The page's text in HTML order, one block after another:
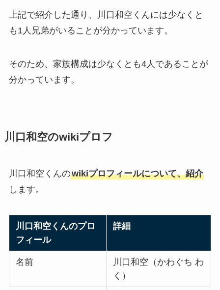
上記で紹介した通り、川口和空くんには少なくと
も1人兄弟がいることが分かっています。
そのため、家族構成は少なくとも4人であることが
分かっています。
川口和空のwikiプロフ
川口和空くんのwikiプロフィールについて、紹介
します。
川口和空くんのプロ
フィール
詳細
名前
川口和空（かわぐち わ
く）